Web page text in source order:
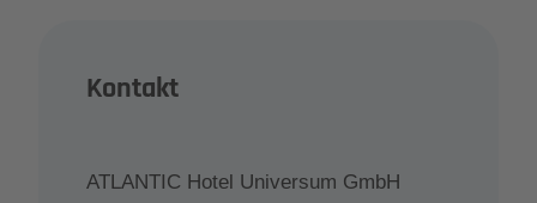
Kontakt
ATLANTIC Hotel Universum GmbH